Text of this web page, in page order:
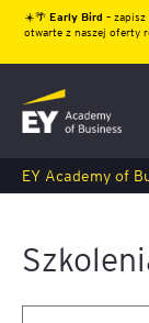
☀️🌴 Early Bird –
otwarte z naszej oferty
EY Academy of